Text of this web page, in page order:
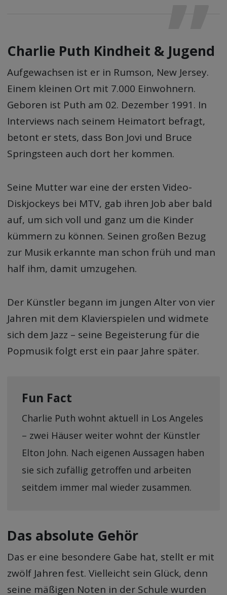
Charlie Puth Kindheit & Jugend
Aufgewachsen ist er in Rumson, New Jersey.
Einem kleinen Ort mit 7.000 Einwohnern.
Geboren ist Puth am 02. Dezember 1991. In
Interviews nach seinem Heimatort befragt,
betont er stets, dass Bon Jovi und Bruce
Springsteen auch dort her kommen.
Seine Mutter war eine der ersten Video-
Diskjockeys bei MTV, gab ihren Job aber bald
auf, um sich voll und ganz um die Kinder
kümmern zu können. Seinen großen Bezug
zur Musik erkannte man schon früh und man
half ihm, damit umzugehen.
Der Künstler begann im jungen Alter von vier
Jahren mit dem Klavierspielen und widmete
sich dem Jazz – seine Begeisterung für die
Popmusik folgt erst ein paar Jahre später.
Fun Fact
Charlie Puth wohnt aktuell in Los Angeles
– zwei Häuser weiter wohnt der Künstler
Elton John. Nach eigenen Aussagen haben
sie sich zufällig getroffen und arbeiten
seitdem immer mal wieder zusammen.
Das absolute Gehör
Das er eine besondere Gabe hat, stellt er mit
zwölf Jahren fest. Vielleicht sein Glück, denn
seine mäßigen Noten in der Schule wurden